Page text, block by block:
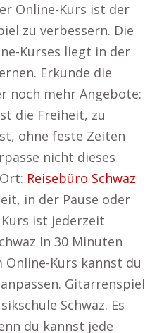
Online-Kurs ist der
zu verbessern. Die
Kurses liegt in der
Erkunde die
noch mehr Angebote:
die Freiheit, zu
ohne feste Zeiten
nicht dieses
Reisebüro Schwaz
in der Pause oder
ist jederzeit
In 30 Minuten
Kurs kannst du
Gitarrenspiel
Schwaz. Es
du kannst jede